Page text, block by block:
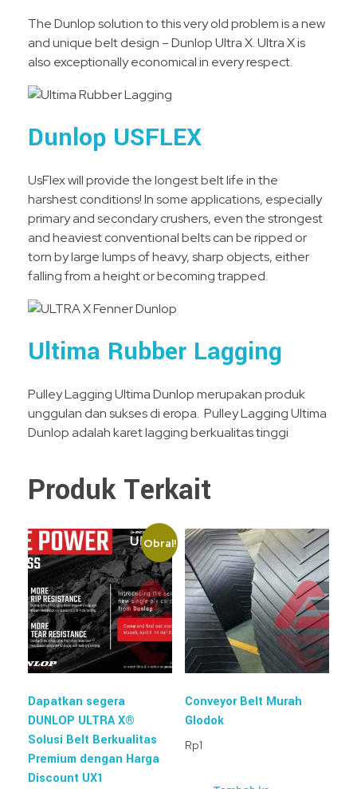
The Dunlop solution to this very old problem is a new
and unique belt design – Dunlop Ultra X. Ultra X is
also exceptionally economical in every respect.
Dunlop USFLEX
UsFlex will provide the longest belt life in the
harshest conditions! In some applications, especially
primary and secondary crushers, even the strongest
and heaviest conventional belts can be ripped or
torn by large lumps of heavy, sharp objects, either
falling from a height or becoming trapped.
Ultima Rubber Lagging
Pulley Lagging Ultima Dunlop merupakan produk
unggulan dan sukses di eropa. Pulley Lagging Ultima
Dunlop adalah karet lagging berkualitas tinggi
Produk Terkait
Obral!
Dapatkan segera
DUNLOP ULTRA X®
Solusi Belt Berkualitas
Premium dengan Harga
Discount UX1
Conveyor Belt Murah
Glodok
Rp1